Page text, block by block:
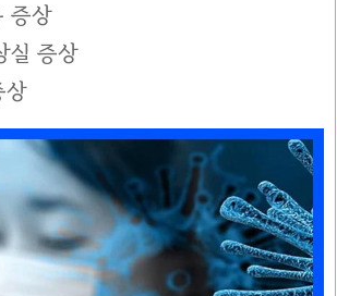
증상
실 증상
상